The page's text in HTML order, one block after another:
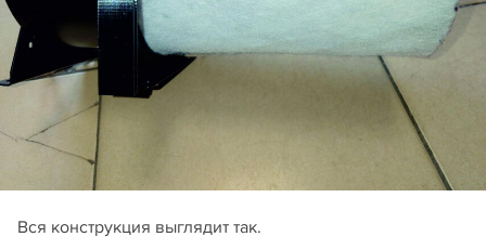
Вся конструкция выглядит так.